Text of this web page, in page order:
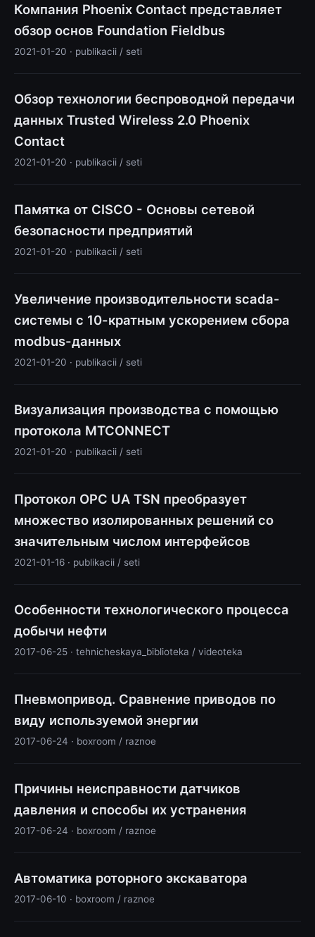
Компания Phoenix Contact представляет
обзор основ Foundation Fieldbus
2021-01-20 · publikacii / seti
Обзор технологии беспроводной передачи
данных Trusted Wireless 2.0 Phoenix
Contact
2021-01-20 · publikacii / seti
Памятка от CISCO - Основы сетевой
безопасности предприятий
2021-01-20 · publikacii / seti
Увеличение производительности scada-
системы с 10-кратным ускорением сбора
modbus-данных
2021-01-20 · publikacii / seti
Визуализация производства с помощью
протокола MTCONNECT
2021-01-20 · publikacii / seti
Протокол OPC UA TSN преобразует
множество изолированных решений со
значительным числом интерфейсов
2021-01-16 · publikacii / seti
Особенности технологического процесса
добычи нефти
2017-06-25 · tehnicheskaya_biblioteka / videoteka
Пневмопривод. Сравнение приводов по
виду используемой энергии
2017-06-24 · boxroom / raznoe
Причины неисправности датчиков
давления и способы их устранения
2017-06-24 · boxroom / raznoe
Автоматика роторного экскаватора
2017-06-10 · boxroom / raznoe